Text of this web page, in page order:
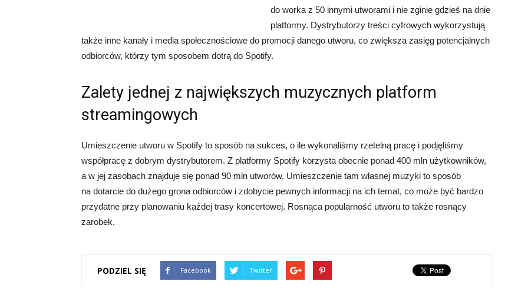
do worka z 50 innymi utworami i nie zginie gdzieś na dnie
platformy. Dystrybutorzy treści cyfrowych wykorzystują
także inne kanały i media społecznościowe do promocji danego utworu, co zwiększa zasięg potencjalnych
odbiorców, którzy tym sposobem dotrą do Spotify.
Zalety jednej z największych muzycznych platform
streamingowych
Umieszczenie utworu w Spotify to sposób na sukces, o ile wykonaliśmy rzetelną pracę i podjęliśmy
współpracę z dobrym dystrybutorem. Z platformy Spotify korzysta obecnie ponad 400 mln użytkowników,
a w jej zasobach znajduje się ponad 90 mln utworów. Umieszczenie tam własnej muzyki to sposób
na dotarcie do dużego grona odbiorców i zdobycie pewnych informacji na ich temat, co może być bardzo
przydatne przy planowaniu każdej trasy koncertowej. Rosnąca popularność utworu to także rosnący
zarobek.
PODZIEL SIĘ Facebook Twitter